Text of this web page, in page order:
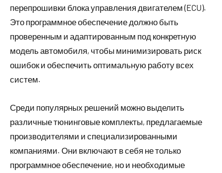
перепрошивки блока управления двигателем (ECU).
Это программное обеспечение должно быть
проверенным и адаптированным под конкретную
модель автомобиля, чтобы минимизировать риск
ошибок и обеспечить оптимальную работу всех
систем.
Среди популярных решений можно выделить
различные тюнинговые комплекты, предлагаемые
производителями и специализированными
компаниями. Они включают в себя не только
программное обеспечение, но и необходимые